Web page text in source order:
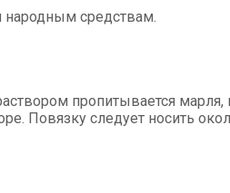
средствам.
пропитывается марля,
Повязку следует носить